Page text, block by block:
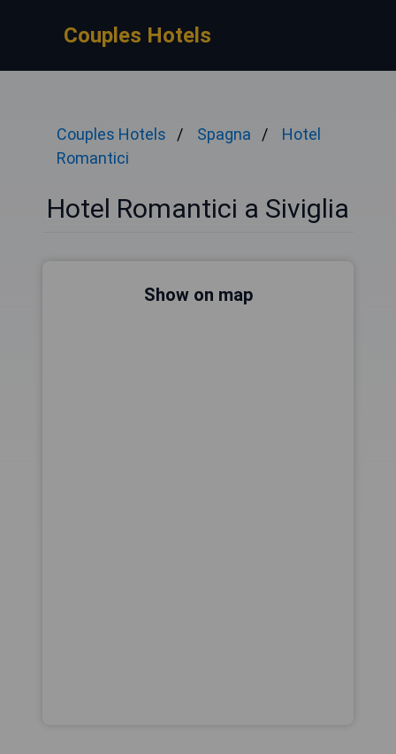
Couples Hotels
Couples Hotels Spagna
Hotel
Romantici
Hotel Romantici a Siviglia
Show on map